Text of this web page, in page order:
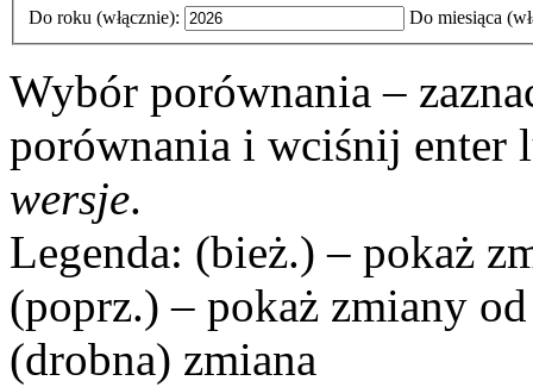
Do roku (włącznie):
Do miesiąca
Wybór porównania –
porównania i wciśnij enter
wersje.
Legenda: (bież.) – pokaż
(poprz.) – pokaż zmiany
(drobna) zmiana